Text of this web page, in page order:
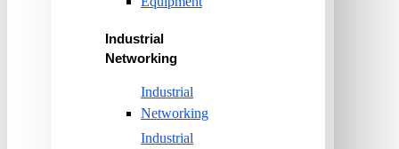
Industrial
Networking
Industrial
Networking
Industrial